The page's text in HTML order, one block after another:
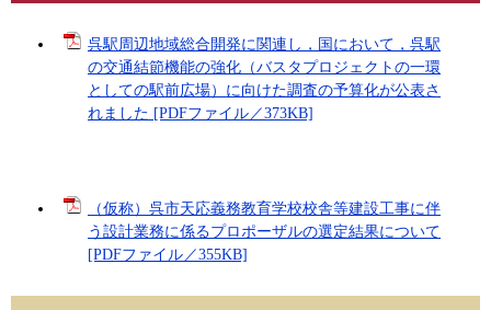
呉駅周辺地域総合開発に関連し，国において，呉駅
の交通結節機能の強化（バスタプロジェクトの一環
としての駅前広場）に向けた調査の予算化が公表さ
れました [PDFファイル／373KB]
（仮称）呉市天応義務教育学校校舎等建設工事に伴
う設計業務に係るプロポーザルの選定結果について
[PDFファイル／355KB]